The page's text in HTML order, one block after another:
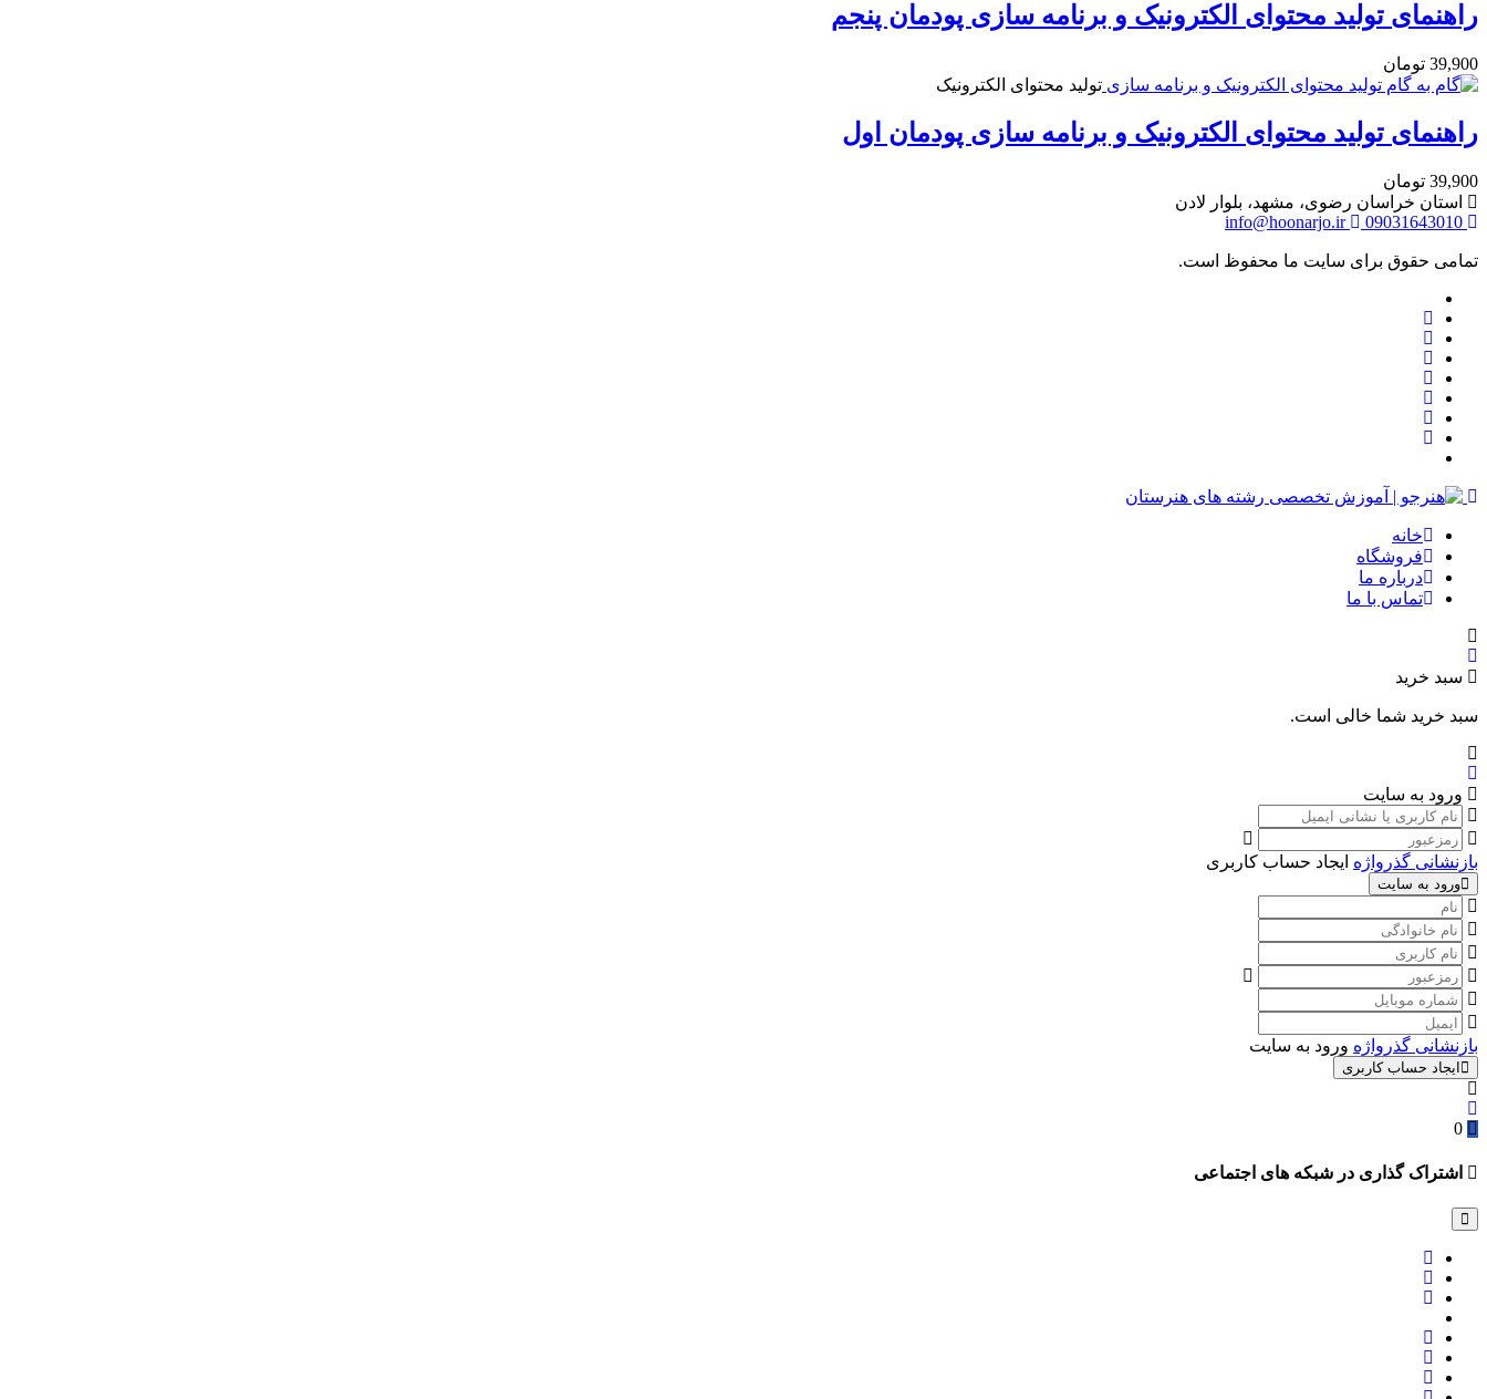
راهنمای تولید محتوای الکترونیک و برنامه سازی پودمان پنجم
39,900 تومان
تولید محتوای الکترونیک
راهنمای تولید محتوای الکترونیک و برنامه سازی پودمان اول
39,900 تومان
استان خراسان رضوی، مشهد، بلوار لادن
09031643010
info@hoonarjo.ir
تمامی حقوق برای سایت ما محفوظ است.
خانه
فروشگاه
درباره ما
تماس با ما
سبد خرید
سبد خرید شما خالی است.
ورود به سایت
بازنشانی گذرواژه ایجاد حساب کاربری
ورود به سایت
بازنشانی گذرواژه ورود به سایت
ایجاد حساب کاربری
0
اشتراک گذاری در شبکه های اجتماعی